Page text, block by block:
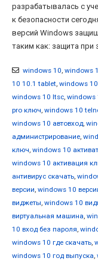
разрабатывалась с
к безопасности
версий Windows
таким как: защита при
windows 10, windows
10 10.1 tablet, windows
windows 10 ltsc, windows
pro ключ, windows 10
windows 10 автовход,
администрирование,
ключ, windows 10
windows 10 активация
антивирус скачать,
версии, windows 10
виджеты, windows 10
виртуальная машина,
10 вход без пароля,
windows 10 где скачать,
windows 10 год выпуска,